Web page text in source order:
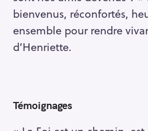
bienvenus, réconfortés,
ensemble pour rendre
d’Henriette.
Témoignages